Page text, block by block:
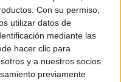
Con su permiso,
utilizar datos de
mediante las
hacer clic para
y a nuestros socios
previamente